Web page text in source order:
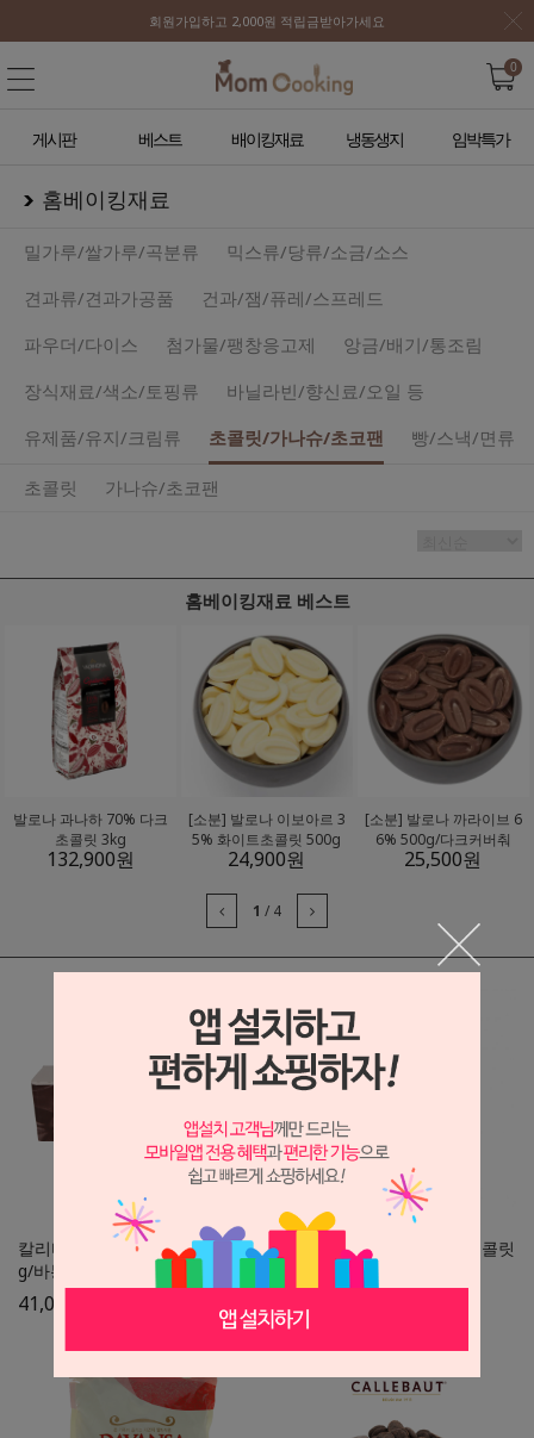
회원가입하고 2,000원 적립금받아가세요
0
게시판 베스트 배이킹재료 냉동생지 임박특가
홈베이킹재료
밀가루/쌀가루/곡분류
믹스류/당류/소금/소스
견과류/견과가공품
건과/잼/퓨레/스프레드
파우더/다이스
첨가물/팽창응고제
앙금/배기/통조림
장식재료/색소/토핑류
바닐라빈/향신료/오일 등
유제품/유지/크림류
초콜릿/가나슈/초코팬 빵/스낵/면류
초콜릿 가나슈/초코팬
홈베이킹재료 베스트
발로나 과나하 70% 다크
초콜릿 3kg
132,900원
[소분] 발로나 이보아르 3
5% 화이트초콜릿 500g
24,900원
[소분] 발로나 까라이브 6
6% 500g/다크커버춰
25,500원
1 / 4
칼리바우트 44% 초코스틱 1.6k
g/바통브랑제 베이킹스틱
41,000
칼리바우트 화이트커버춰 초콜릿
W2 2.5kg/깔리바우트
79,200